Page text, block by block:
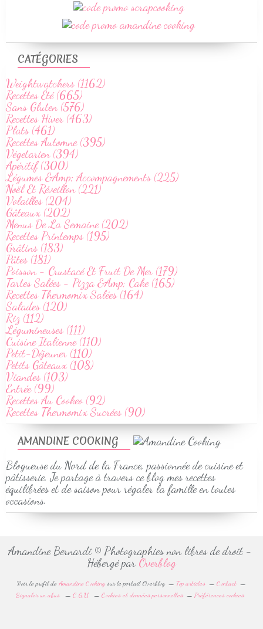
AMANDINE COOKING
Blogueuse du Nord de la France, passionnée de cuisine et
pâtisserie. Je partage à travers ce blog mes recettes
équilibrées et de saison pour régaler la famille en toutes
occasions.
CATÉGORIES
Weightwatchers (1162)
Recettes Été (665)
Sans Gluten (576)
Recettes Hiver (463)
Plats (461)
Recettes Automne (395)
Végetarien (394)
Apéritif (300)
Légumes &Amp; Accompagnements (225)
Noël Et Réveillon (221)
Volailles (204)
Gâteaux (202)
Menus De La Semaine (202)
Recettes Printemps (195)
Grâtins (183)
Pâtes (181)
Poisson - Crustacé Et Fruit De Mer (179)
Tartes Salées - Pizza &Amp; Cake (165)
Recettes Thermomix Salées (164)
Salades (120)
Riz (112)
Légumineuses (111)
Cuisine Italienne (110)
Petit-Déjeuner (110)
Petits Gâteaux (108)
Viandes (103)
Entrée (99)
Recettes Au Cookeo (92)
Recettes Thermomix Sucrées (90)
Amandine Bernardi © Photographies non libres de droit -
Hébergé par Overblog
Voir le profil de Amandine Cooking sur le portail Overblog Top articles
Contact
Signaler un abus
C.G.U. Cookies et données personnelles Préférences cookies